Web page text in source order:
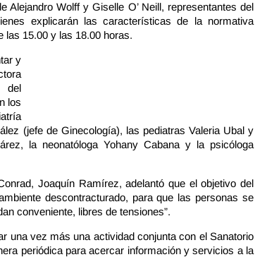
Alejandro Wolff y Giselle O’ Neill, representantes del
explicarán las características de la normativa
las 15.00 y las 18.00 horas.
y
del
los
(jefe de Ginecología), las pediatras Valeria Ubal y
la neonatóloga Yohany Cabana y la psicóloga
Joaquín Ramírez, adelantó que el objetivo del
descontracturado, para que las personas se
conveniente, libres de tensiones”.
una vez más una actividad conjunta con el Sanatorio
periódica para acercar información y servicios a la